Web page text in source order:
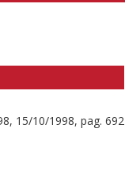
15/10/1998, pag. 692